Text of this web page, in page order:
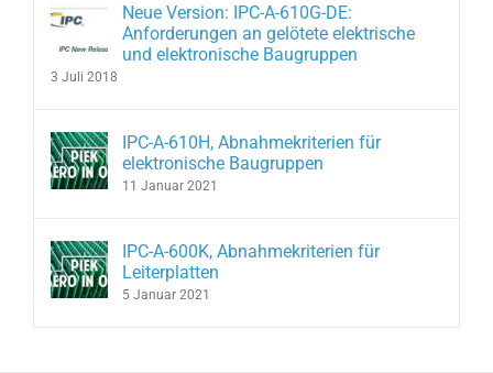
Neue Version: IPC-A-610G-DE:
Anforderungen an gelötete elektrische
und elektronische Baugruppen
3 Juli 2018
IPC-A-610H, Abnahmekriterien für
elektronische Baugruppen
11 Januar 2021
IPC-A-600K, Abnahmekriterien für
Leiterplatten
5 Januar 2021